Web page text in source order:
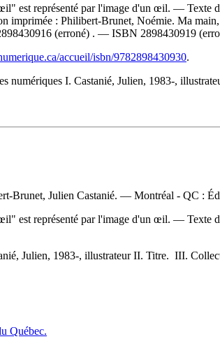
est représenté par l'image d'un œil. — Texte
imprimée : Philibert-Brunet, Noémie. Ma
(erroné) . — ISBN 2898430919
accueil/isbn/9782898430930.
numériques I. Castanié, Julien, 1983-,
Brunet, Julien Castanié. — Montréal - QC :
est représenté par l'image d'un œil. — Texte
Julien, 1983-, illustrateur II. Titre. III.